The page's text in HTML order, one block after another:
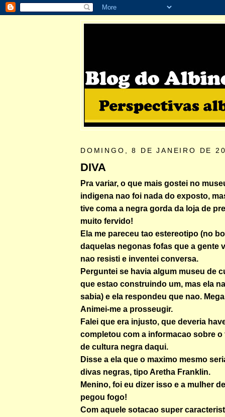
DOMINGO, 8 DE JANEIRO DE
DIVA
Pra variar, o que mais gostei no
indigena nao foi nada do exposto,
tive coma a negra gorda da loja de
muito fervido!
Ela me pareceu tao estereotipo (no
daquelas negonas fofas que a gente
nao resisti e inventei conversa.
Perguntei se havia algum museu de
que estao construindo um, mas ela
sabia) e ela respondeu que nao.
Animei-me a prosseugir.
Falei que era injusto, que deveria
completou com a informacao sobre
de cultura negra daqui.
Disse a ela que o maximo mesmo
divas negras, tipo Aretha Franklin.
Menino, foi eu dizer isso e a mulher
pegou fogo!
Com aquele sotacao super